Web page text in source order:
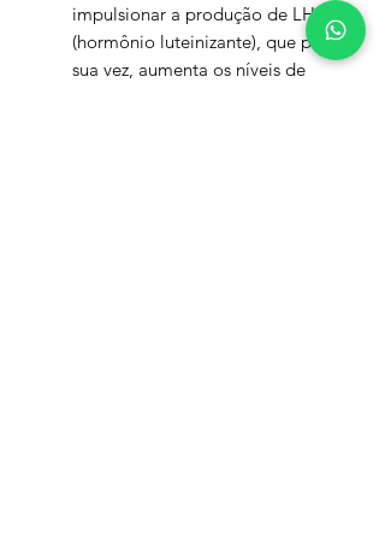
impulsionar a produção de LH
(hormônio luteinizante), que por
sua vez, aumenta os níveis de